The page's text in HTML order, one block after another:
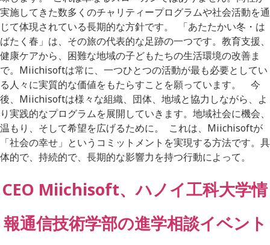
実施してきた数多くのチャリティープログラムや社会活動を通
じて体現されている長期的な方針です。 「あたたかい冬・は
ばたく春」は、その旅の代表的な足跡の一つです。教育支援、
健康ケアから、困難な地域の子どもたちの生活環境の改善ま
で。Miichisoftは常に、一つひとつの活動が最も必要としてい
る人々に実質的な価値をもたらすことを願っています。 今
後、Miichisoftは様々な組織、団体、地域と協力しながら、よ
り実践的なプログラムを展開していきます。地域社会に機会、
温もり、そして希望を広げるために。 これは、Miichisoftが
「社会の幸せ」というコミットメントを実現する方法です。具
体的で、持続的で、長期的な影響力を持つ行動によって。
CEO Miichisoft、ハノイ工科大学情
報通信技術学部の進学相談イベント